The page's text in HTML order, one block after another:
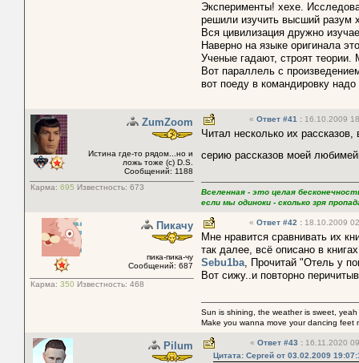
Эксперименты! хехе.
решили изучить высший разум
Вся цивилизация дружно
Наверно на языке оригинала
Ученые гадают, строят
Вот параллель с
вот поеду в командировку
ZumZoom
Истина где-то рядом...но и
ложь тоже (с) D.S.
Сообщений: 1188
Карма: 695 Известность: 673
« Ответ #41 : 16.10.2009
Читал несколько их
серию рассказов моей
Вселенная - это целая
если мы одиноки - сколько зря
Пикачу
пика-пика-чу
Сообщений: 687
Карма: 350 Известность: 468
« Ответ #42 : 18.10.2009
Мне нравится сравнивать их
так далее, всё описано в
Sebu1ba, Прочитай "Отель у
Вот сижу..и повторно
Sun is shining, the weather is sweet, yeah
Make you wanna move your dancing feet
Pilum « Ответ #43 : 16.11.2020
Цитата: Сергей от 03.02.2009